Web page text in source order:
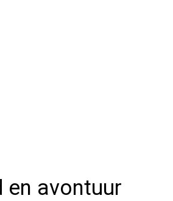
en avontuur